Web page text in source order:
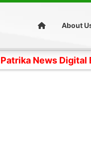
About
Digital